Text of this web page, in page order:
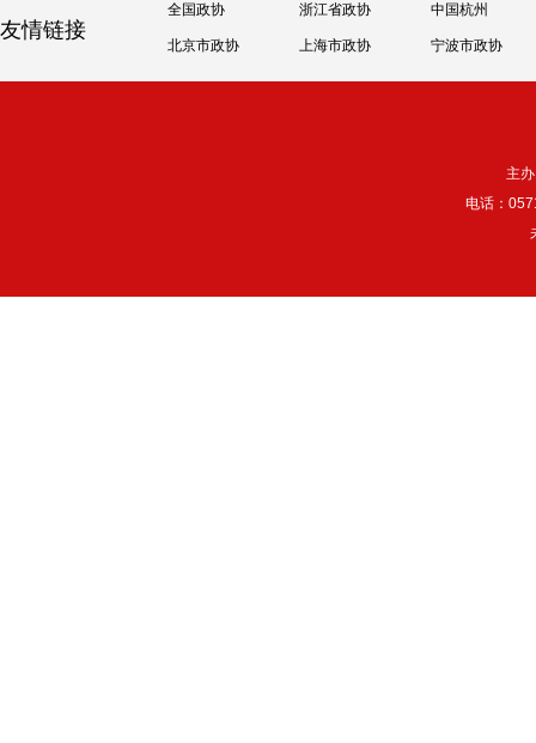
友情链接
全国政协 浙江省政协 中国杭州
北京市政协 上海市政协 宁波市政协
主
电话：